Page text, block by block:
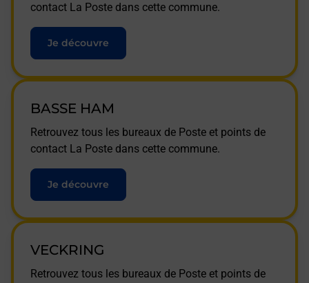
contact La Poste dans cette commune.
Je découvre
BASSE HAM
Retrouvez tous les bureaux de Poste et points de
contact La Poste dans cette commune.
Je découvre
VECKRING
Retrouvez tous les bureaux de Poste et points de